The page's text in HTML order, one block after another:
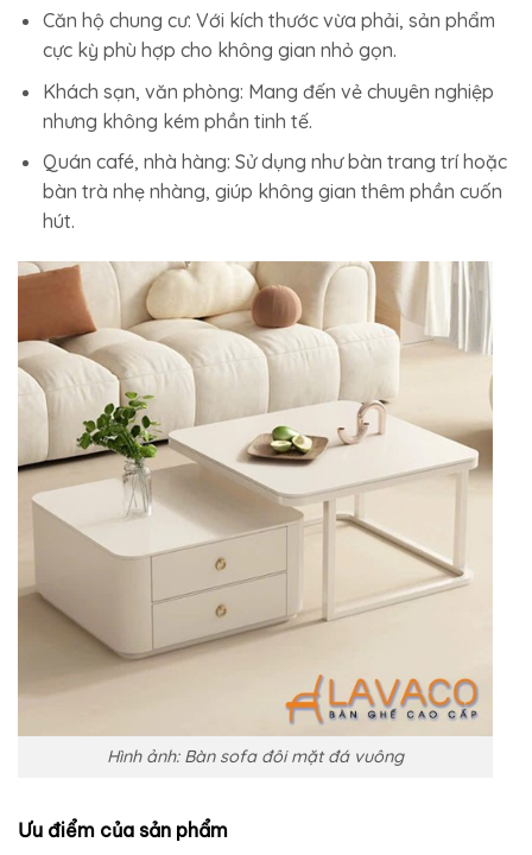
Căn hộ chung cư: Với kích thước vừa phải, sản phẩm
cực kỳ phù hợp cho không gian nhỏ gọn.
Khách sạn, văn phòng: Mang đến vẻ chuyên nghiệp
nhưng không kém phần tinh tế.
Quán café, nhà hàng: Sử dụng như bàn trang trí hoặc
bàn trà nhẹ nhàng, giúp không gian thêm phần cuốn
hút.
Hình ảnh: Bàn sofa đôi mặt đá vuông
Ưu điểm của sản phẩm